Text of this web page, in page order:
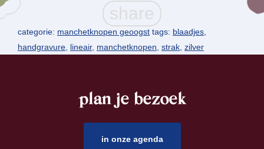
categorie: manchetknopen geoogst tags: blaadjes,
handgravure, lineair, manchetknopen, strak, zilver
plan je bezoek
in onze agenda